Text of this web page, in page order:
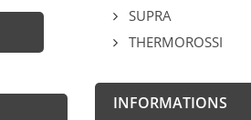
SUPRA
THERMOROSSI
INFORMATIONS